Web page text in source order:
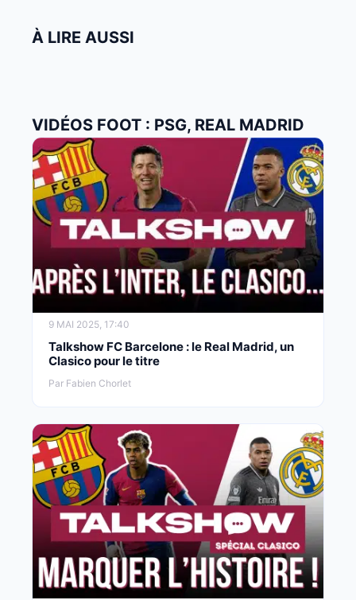
À LIRE AUSSI
VIDÉOS FOOT : PSG, REAL MADRID
9 MAI 2025, 17:40
Talkshow FC Barcelone : le Real Madrid, un
Clasico pour le titre
Par Fabien Chorlet